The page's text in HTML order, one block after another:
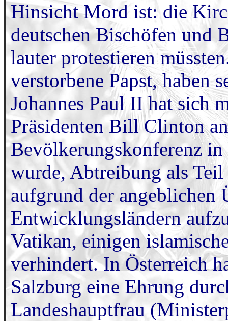
Hinsicht Mord ist: die
deutschen Bischöfen und
lauter protestieren
verstorbene Papst, haben
Johannes Paul II hat sich
Präsidenten Bill Clinton
Bevölkerungskonferenz
wurde, Abtreibung als
aufgrund der angeblichen
Entwicklungsländern
Vatikan, einigen
verhindert. In Österreich
Salzburg eine Ehrung
Landeshauptfrau